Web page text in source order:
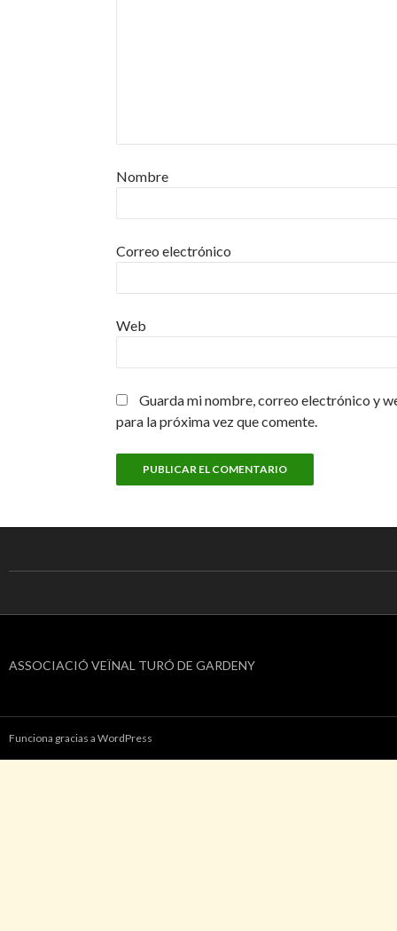
Nombre
Correo electrónico
Web
Guarda mi nombre, correo electrónico y
para la próxima vez que comente.
ASSOCIACIÓ VEÏNAL TURÓ DE GARDENY
Funciona gracias a WordPress